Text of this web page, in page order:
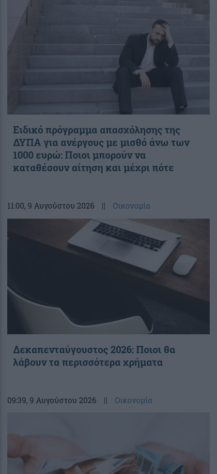
Ειδικό πρόγραμμα απασχόλησης της
ΔΥΠΑ για ανέργους με μισθό άνω των
1000 ευρώ: Ποιοι μπορούν να
καταθέσουν αίτηση και μέχρι πότε
11:00, 9 Αυγούστου 2026 || Οικονομία
Δεκαπενταύγουστος 2026: Ποιοι θα
λάβουν τα περισσότερα χρήματα
09:39, 9 Αυγούστου 2026 || Οικονομία